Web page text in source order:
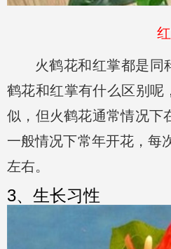
火鹤花和红掌都是同
鹤花和红掌有什么区别呢
似，但火鹤花通常情况下
一般情况下常年开花，每
左右。
3、生长习性